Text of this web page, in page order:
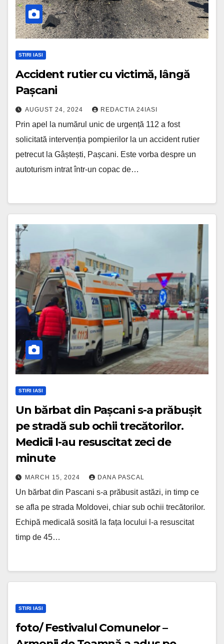
STIRI IASI
Accident rutier cu victimă, lângă
Pașcani
AUGUST 24, 2024 REDACTIA 24IASI
Prin apel la numărul unic de urgență 112 a fost
solicitată intervenția pompierilor la un accident rutier
petrecut la Gâștești, Pașcani. Este vorba despre un
autoturism intrat într-un copac de…
STIRI IASI
Un bărbat din Pașcani s-a prăbușit
pe stradă sub ochii trecătorilor.
Medicii l-au resuscitat zeci de
minute
MARCH 15, 2024 DANA PASCAL
Un bărbat din Pascani s-a prăbusit astăzi, in timp ce
se afla pe strada Moldovei, chiar sub ochii trecătorilor.
Echipă medicală sosită la fața locului l-a resuscitat
timp de 45…
STIRI IASI
foto/ Festivalul Comunelor –